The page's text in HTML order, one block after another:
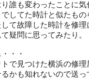
誰も変わったことに気
してた時計と似たも
て故障した時計を修
疑問に思ってみたり。
・・
トで見つけた横浜の修
かも知れないので送